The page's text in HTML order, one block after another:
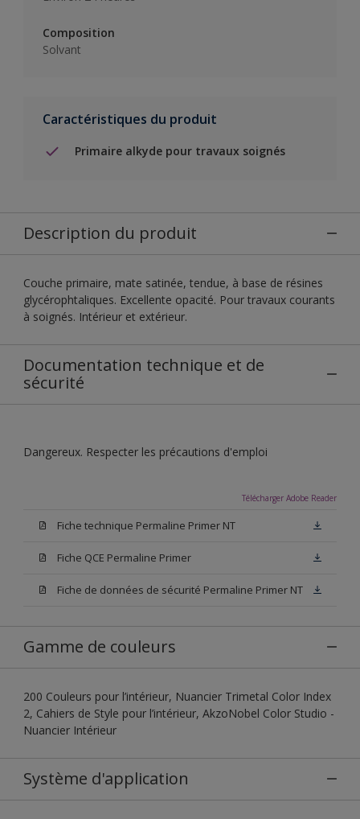
Composition
Solvant
Caractéristiques du produit
Primaire alkyde pour travaux soignés
Description du produit
Couche primaire, mate satinée, tendue, à base de résines
glycérophtaliques. Excellente opacité. Pour travaux courants
à soignés. Intérieur et extérieur.
Documentation technique et de
sécurité
Dangereux. Respecter les précautions d'emploi
Télécharger Adobe Reader
Fiche technique Permaline Primer NT
Fiche QCE Permaline Primer
Fiche de données de sécurité Permaline Primer NT
Gamme de couleurs
200 Couleurs pour l’intérieur, Nuancier Trimetal Color Index
2, Cahiers de Style pour l’intérieur, AkzoNobel Color Studio -
Nuancier Intérieur
Système d'application